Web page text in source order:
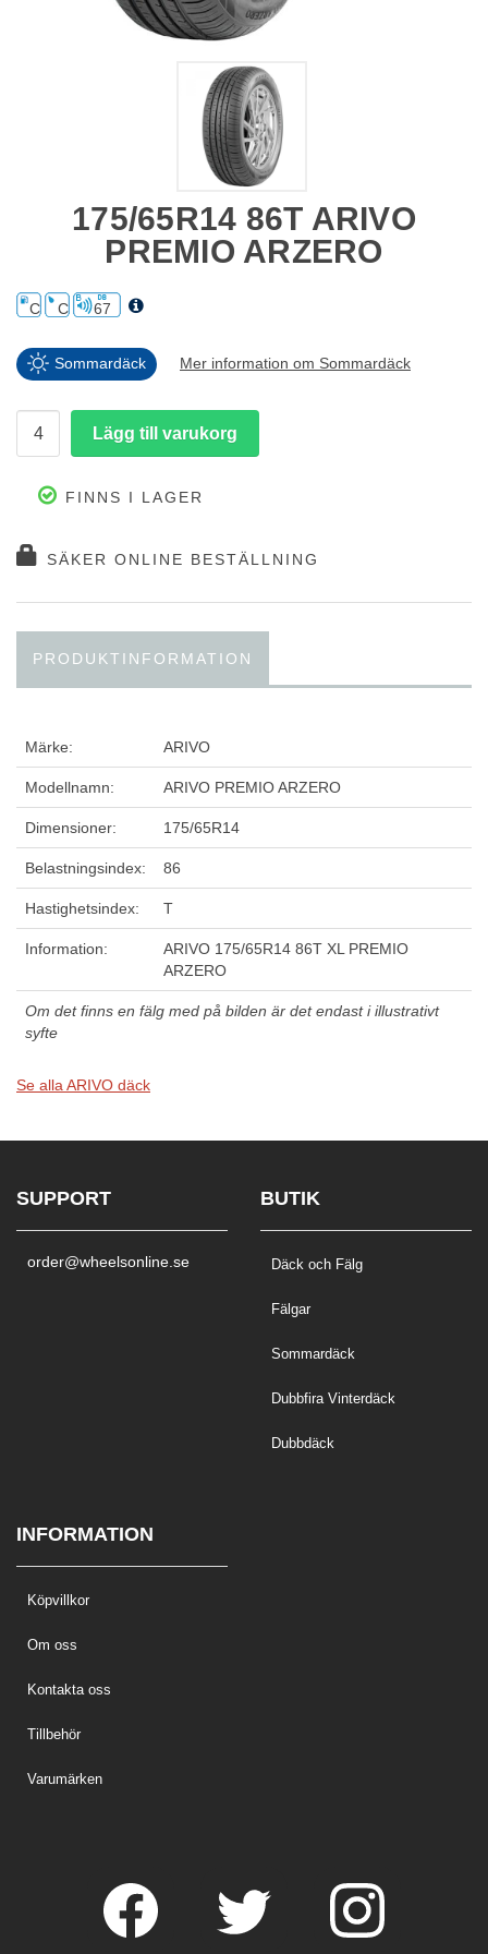
175/65R14 86T ARIVO
PREMIO ARZERO
C C 67
Sommardäck Mer information om Sommardäck
FINNS I LAGER
SÄKER ONLINE BESTÄLLNING
PRODUKTINFORMATION
Märke: ARIVO
Modellnamn: ARIVO PREMIO ARZERO
Dimensioner: 175/65R14
Belastningsindex: 86
Hastighetsindex: T
Information:
ARIVO 175/65R14 86T XL PREMIO
ARZERO
Om det finns en fälg med på bilden är det endast i illustrativt
syfte
Se alla ARIVO däck
SUPPORT
order@wheelsonline.se
BUTIK
Däck och Fälg
Fälgar
Sommardäck
Dubbfira Vinterdäck
Dubbdäck
INFORMATION
Köpvillkor
Om oss
Kontakta oss
Tillbehör
Varumärken